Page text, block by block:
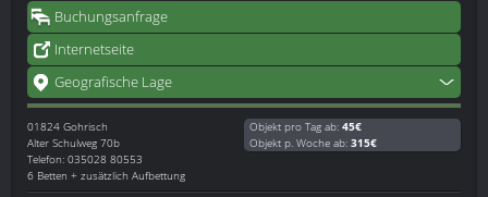
Buchungsanfrage
Internetseite
Geografische Lage
01824 Gohrisch
Alter Schulweg 70b
Telefon: 035028 80553
6 Betten + zusätzlich Aufbettung
Objekt pro Tag ab: 45€
Objekt p. Woche ab: 315€